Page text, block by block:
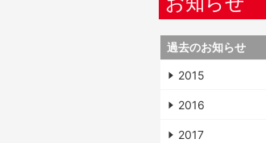
過去のお知らせ
2015
2016
2017